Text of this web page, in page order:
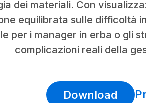
dei materiali. Con
equilibrata sulle difficoltà
per i manager in erba o gli
complicazioni reali della
Download